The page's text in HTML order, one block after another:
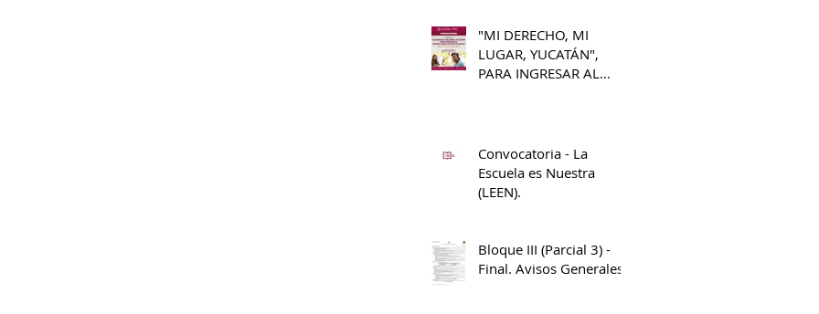
"MI DERECHO, MI
LUGAR, YUCATÁN",
PARA INGRESAR AL
Convocatoria - La
Escuela es Nuestra
(LEEN).
Bloque III (Parcial 3) -
Final. Avisos Generales